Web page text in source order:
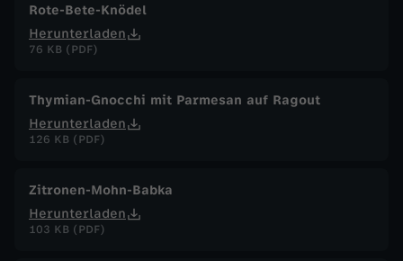
Rote-Bete-Knödel
Herunterladen
76 KB (PDF)
Thymian-Gnocchi mit Parmesan auf Ragout
Herunterladen
126 KB (PDF)
Zitronen-Mohn-Babka
Herunterladen
103 KB (PDF)